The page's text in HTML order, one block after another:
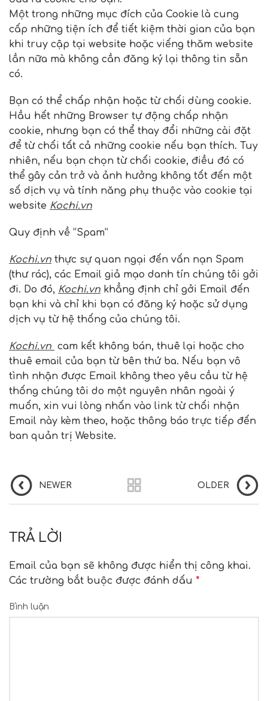
Một trong những mục đích của Cookie là cung
cấp những tiện ích để tiết kiệm thời gian của bạn
khi truy cập tại website hoặc viếng thăm website
lần nữa mà không cần đăng ký lại thông tin sẵn
có.
Bạn có thể chấp nhận hoặc từ chối dùng cookie.
Hầu hết những Browser tự động chấp nhận
cookie, nhưng bạn có thể thay đổi những cài đặt
để từ chối tất cả những cookie nếu bạn thích. Tuy
nhiên, nếu bạn chọn từ chối cookie, điều đó có
thể gây cản trở và ảnh hưởng không tốt đến một
số dịch vụ và tính năng phụ thuộc vào cookie tại
website Kochi.vn
Quy định về “Spam”
Kochi.vn thực sự quan ngại đến vấn nạn Spam
(thư rác), các Email giả mạo danh tín chúng tôi gởi
đi. Do đó, Kochi.vn khẳng định chỉ gởi Email đến
bạn khi và chỉ khi bạn có đăng ký hoặc sử dụng
dịch vụ từ hệ thống của chúng tôi.
Kochi.vn cam kết không bán, thuê lại hoặc cho
thuê email của bạn từ bên thứ ba. Nếu bạn vô
tình nhận được Email không theo yêu cầu từ hệ
thống chúng tôi do một nguyên nhân ngoài ý
muốn, xin vui lòng nhấn vào link từ chối nhận
Email này kèm theo, hoặc thông báo trực tiếp đến
ban quản trị Website.
NEWER OLDER
TRẢ LỜI
Email của bạn sẽ không được hiển thị công khai.
Các trường bắt buộc được đánh dấu *
Bình luận